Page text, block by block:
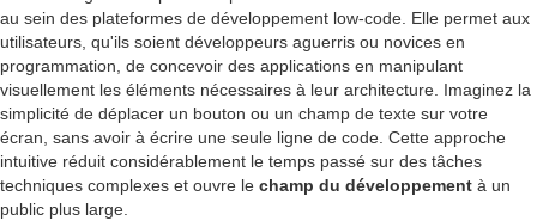
au sein des plateformes de développement low-code. Elle permet aux
utilisateurs, qu'ils soient développeurs aguerris ou novices en
programmation, de concevoir des applications en manipulant
visuellement les éléments nécessaires à leur architecture. Imaginez la
simplicité de déplacer un bouton ou un champ de texte sur votre
écran, sans avoir à écrire une seule ligne de code. Cette approche
intuitive réduit considérablement le temps passé sur des tâches
techniques complexes et ouvre le champ du développement à un
public plus large.